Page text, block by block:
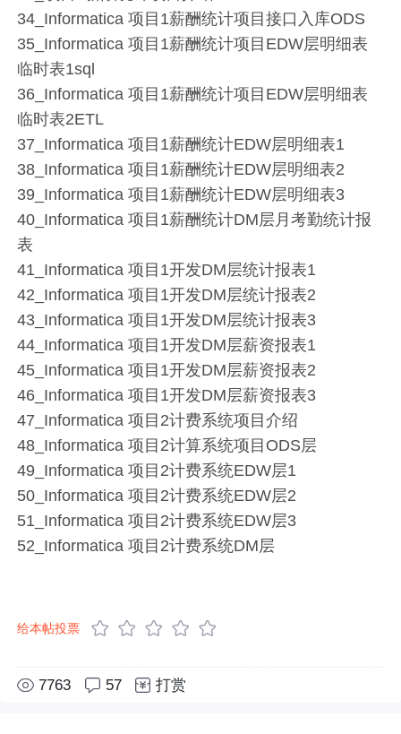
34_Informatica 项目1薪酬统计项目接口入库ODS
35_Informatica 项目1薪酬统计项目EDW层明细表
临时表1sql
36_Informatica 项目1薪酬统计项目EDW层明细表
临时表2ETL
37_Informatica 项目1薪酬统计EDW层明细表1
38_Informatica 项目1薪酬统计EDW层明细表2
39_Informatica 项目1薪酬统计EDW层明细表3
40_Informatica 项目1薪酬统计DM层月考勤统计报
表
41_Informatica 项目1开发DM层统计报表1
42_Informatica 项目1开发DM层统计报表2
43_Informatica 项目1开发DM层统计报表3
44_Informatica 项目1开发DM层薪资报表1
45_Informatica 项目1开发DM层薪资报表2
46_Informatica 项目1开发DM层薪资报表3
47_Informatica 项目2计费系统项目介绍
48_Informatica 项目2计算系统项目ODS层
49_Informatica 项目2计费系统EDW层1
50_Informatica 项目2计费系统EDW层2
51_Informatica 项目2计费系统EDW层3
52_Informatica 项目2计费系统DM层
给本帖投票
7763 57 打赏